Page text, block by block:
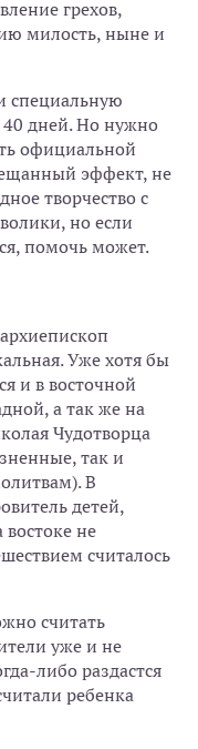
грехов,
милость, ныне и
специальную
дней. Но нужно
официальной
эффект, не
творчество с
но если
помочь может.
Уже хотя бы
и в восточной
а так же на
Чудотворца
так и
В
детей,
не
считалось
считать
уже и не
либо раздастся
ребенка